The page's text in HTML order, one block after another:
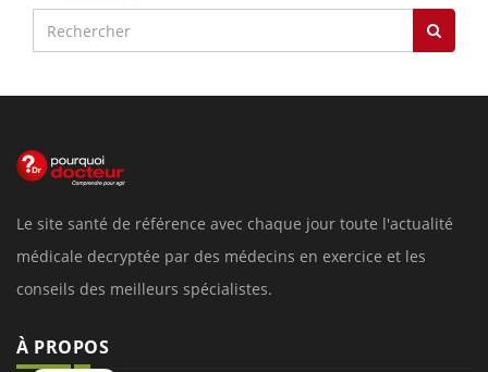
Le site santé de référence avec chaque jour toute l'actualité
médicale decryptée par des médecins en exercice et les
conseils des meilleurs spécialistes.
À PROPOS